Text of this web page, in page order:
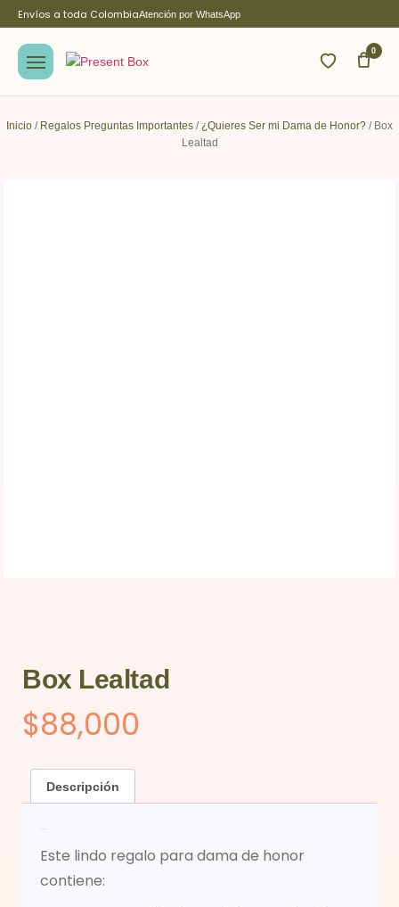
Envíos a toda ColombiaAtención por WhatsApp
0
Inicio / Regalos Preguntas Importantes /¿Quieres Ser mi Dama de Honor? / Box
Lealtad
Box Lealtad
$88,000
Descripción
Este lindo regalo para dama de honor
contiene: